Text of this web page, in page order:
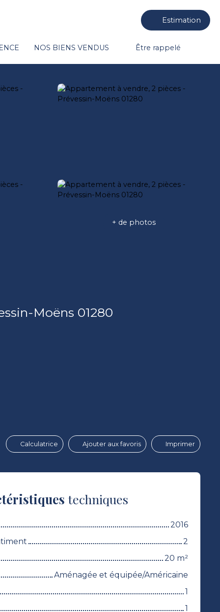
Estimation
NOS BIENS VENDUS Être rappelé
+ de photos
Moëns 01280
Calculatrice Ajouter aux favoris Imprimer
techniques
2016
2
20 m²
Aménagée et équipée/Américaine
1
1